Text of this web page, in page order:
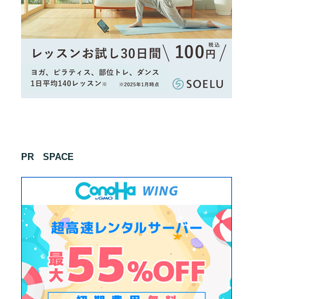
PR SPACE